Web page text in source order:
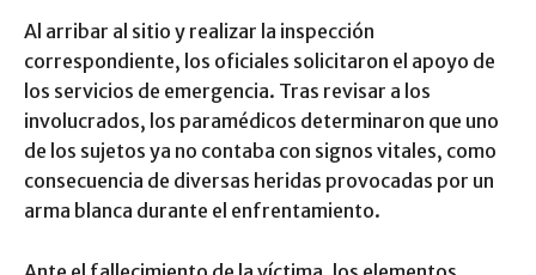
Al arribar al sitio y realizar la inspección
correspondiente, los oficiales solicitaron el apoyo de
los servicios de emergencia. Tras revisar a los
involucrados, los paramédicos determinaron que uno
de los sujetos ya no contaba con signos vitales, como
consecuencia de diversas heridas provocadas por un
arma blanca durante el enfrentamiento.